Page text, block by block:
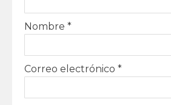
Nombre *
Correo electrónico *